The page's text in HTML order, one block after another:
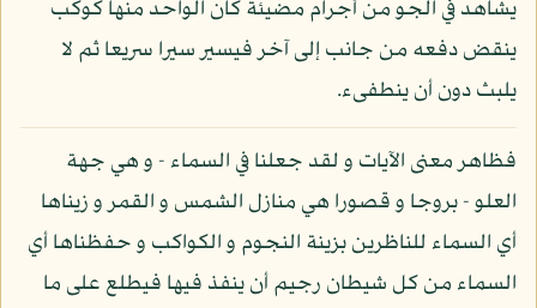
يشاهد في الجو من أجرام مضيئة كان الواحد منها كوكب
ينقض دفعه من جانب إلى آخر فيسير سيرا سريعا ثم لا
يلبث دون أن ينطفىء.
فظاهر معنى الآيات و لقد جعلنا في السماء - و هي جهة
العلو - بروجا و قصورا هي منازل الشمس و القمر و زيناها
أي السماء للناظرين بزينة النجوم و الكواكب و حفظناها أي
السماء من كل شيطان رجيم أن ينفذ فيها فيطلع على ما